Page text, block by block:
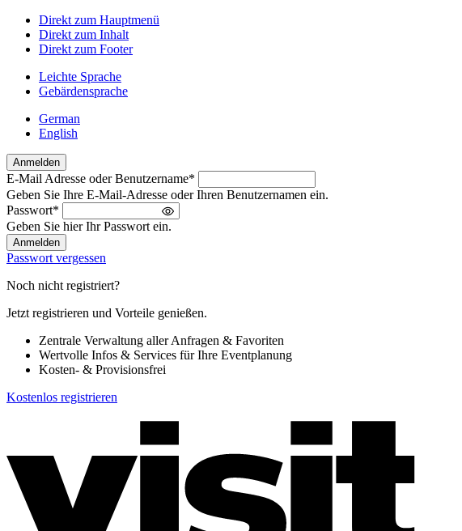
Direkt zum Hauptmenü
Direkt zum Inhalt
Direkt zum Footer
Leichte Sprache
Gebärdensprache
German
English
Anmelden
Willkommen
zurück!
Bitte
melden
Sie
sich
an
E-Mail Adresse oder Benutzername*
Geben Sie Ihre E-Mail-Adresse oder Ihren Benutzernamen ein.
Passwort*
Geben Sie hier Ihr Passwort ein.
Passwort vergessen
Noch nicht registriert?
Jetzt registrieren und Vorteile genießen.
Zentrale Verwaltung aller Anfragen & Favoriten
Wertvolle Infos & Services für Ihre Eventplanung
Kosten- & Provisionsfrei
Kostenlos registrieren